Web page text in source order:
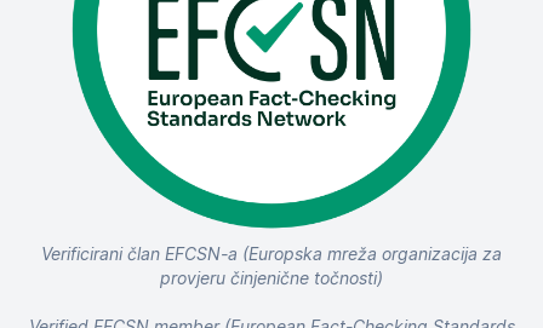
Verificirani član EFCSN-a (Europska mreža organizacija za
provjeru činjenične točnosti)